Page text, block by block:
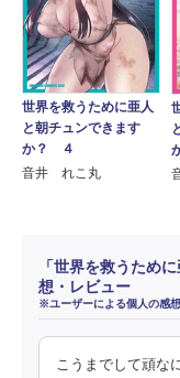
世界を救うために亜人
と朝チュンできます
か？ ４
音井 れこ丸
「世界を救うため
想・レビュー
※ユーザーによる個人の感
こうまでして頑な